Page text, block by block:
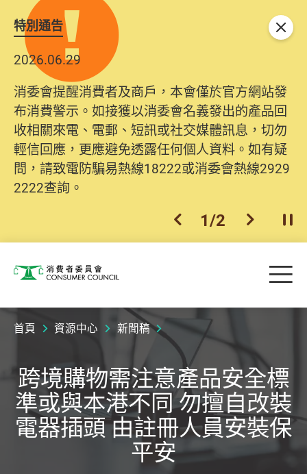
特別通告
2026.06.29
消委會提醒消費者及商戶，本會僅於官方網站發
布消費警示。如接獲以消委會名義發出的產品回
收相關來電、電郵、短訊或社交媒體訊息，切勿
輕信回應，更應避免透露任何個人資料。如有疑
問，請致電防騙易熱線18222或消委會熱線2929
2222查詢。
上一個
1/2 下一個開
關閉
消費者委員會 目
首頁 資源中心 新聞稿
跨境購物需注意產品安全標
準或與本港不同 勿擅自改裝
電器插頭 由註冊人員安裝保
平安